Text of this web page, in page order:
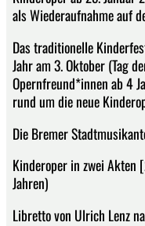
als Wiederaufnahme auf
Das traditionelle
Jahr am 3. Oktober (Tag
Opernfreund*innen ab 4
rund um die neue
Die Bremer
Kinderoper in zwei Akten
Jahren)
Libretto von Ulrich Lenz